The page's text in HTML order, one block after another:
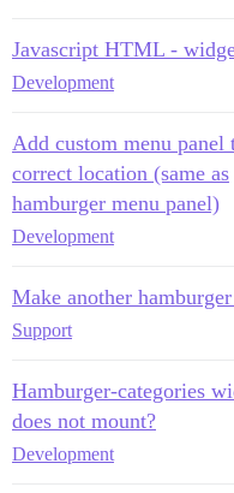
Javascript HTML -
Development
Add custom menu panel
correct location (same as
hamburger menu panel)
Development
Make another
Support
Hamburger-categories
does not mount?
Development